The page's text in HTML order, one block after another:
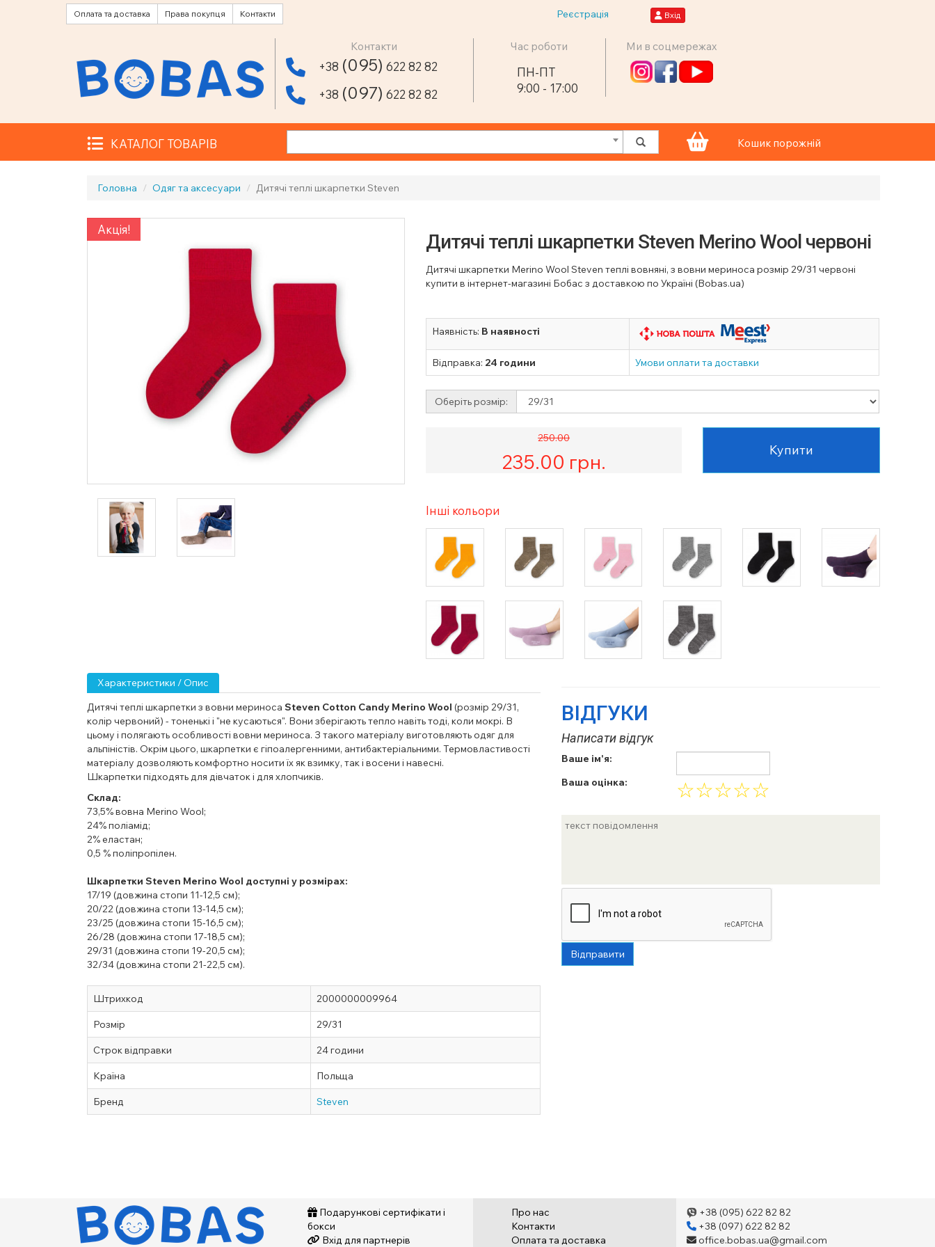
Оплата та доставка Права покупця Контакти Реєстрація Вхід
Контакти
+38 (095) 622 82 82
+38 (097) 622 82 82
Час роботи
ПН-ПТ
9:00 - 17:00
Ми в соцмережах
КАТАЛОГ ТОВАРІВ Кошик порожній
Головна Одяг та аксесуари Дитячі теплі шкарпетки Steven
Акція!
Дитячі теплі шкарпетки Steven Merino Wool червоні
Дитячі шкарпетки Merino Wool Steven теплі вовняні, з вовни мериноса розмір 29/31 червоні
купити в інтернет-магазині Бобас з доставкою по Україні (Bobas.ua)
Наявність: В наявності
Відправка: 24 години Умови оплати та доставки
Оберіть розмір:
250.00
235.00 грн. Купити
Інші кольори
Характеристики / Опис
Дитячі теплі шкарпетки з вовни мериноса Steven Cotton Candy Merino Wool (розмір 29/31,
колір червоний) - тоненькі і "не кусаються". Вони зберігають тепло навіть тоді, коли мокрі. В
цьому і полягають особливості вовни мериноса. З такого матеріалу виготовляють одяг для
альпіністів. Окрім цього, шкарпетки є гіпоалергенними, антибактеріальними. Термовластивості
матеріалу дозволяють комфортно носити їх як взимку, так і восени і навесні.
Шкарпетки підходять для дівчаток і для хлопчиків.
Склад:
73,5% вовна Merino Wool;
24% поліамід;
2% еластан;
0,5 % поліпропілен.
Шкарпетки Steven Merino Wool доступні у розмірах:
17/19 (довжина стопи 11-12,5 см);
20/22 (довжина стопи 13-14,5 см);
23/25 (довжина стопи 15-16,5 см);
26/28 (довжина стопи 17-18,5 см);
29/31 (довжина стопи 19-20,5 см);
32/34 (довжина стопи 21-22,5 см).
Штрихкод 2000000009964
Розмір 29/31
Строк відправки 24 години
Країна Польща
Бренд Steven
ВІДГУКИ
Написати відгук
Ваше ім'я:
Ваша оцінка:
☆
☆
☆
☆
☆
Відправити
Подарункові сертифікати і
бокси
Вхід для партнерів
Про нас
Контакти
Оплата та доставка
+38 (095) 622 82 82
+38 (097) 622 82 82
office.bobas.ua@gmail.com